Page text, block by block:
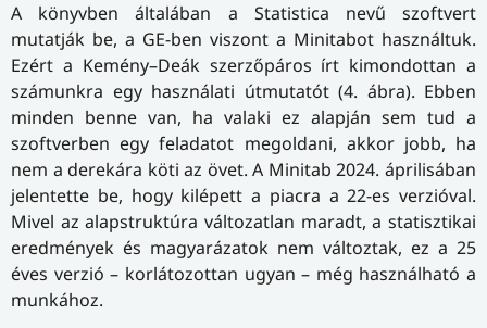
A könyvben általában a Statistica nevű szoftvert
mutatják be, a GE-ben viszont a Minitabot használtuk.
Ezért a Kemény–Deák szerzőpáros írt kimondottan a
számunkra egy használati útmutatót (4. ábra). Ebben
minden benne van, ha valaki ez alapján sem tud a
szoftverben egy feladatot megoldani, akkor jobb, ha
nem a derekára köti az övet. A Mini­tab 2024. áprilisában
jelentette be, hogy kilépett a piacra a 22-es verzióval.
Mivel az alapstruktúra változatlan maradt, a statisztikai
eredmények és magya­rá­za­tok nem változtak, ez a 25
éves verzió – korlátozottan ugyan – még használható a
munkához.